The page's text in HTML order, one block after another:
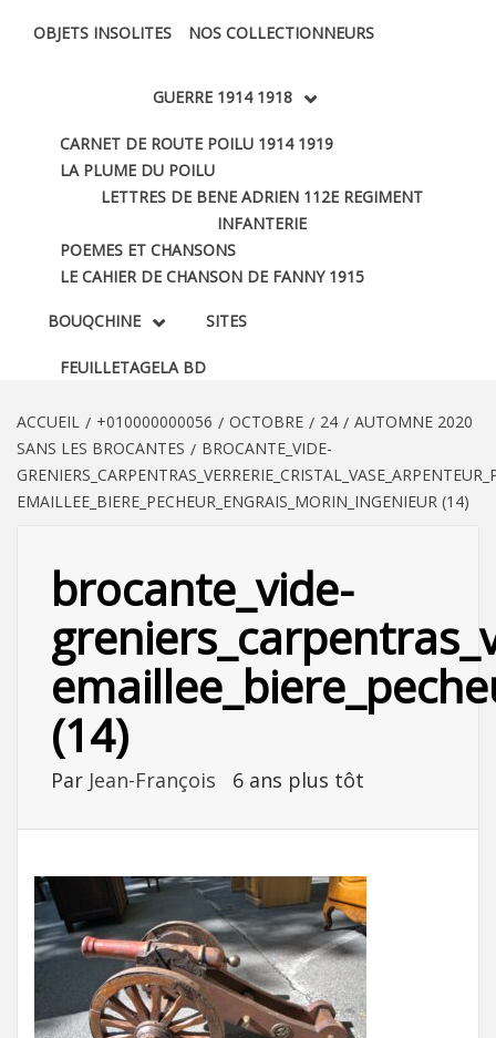
OBJETS INSOLITES NOS COLLECTIONNEURS
GUERRE 1914 1918
CARNET DE ROUTE POILU 1914 1919
LA PLUME DU POILU
LETTRES DE BENE ADRIEN 112E REGIMENT
INFANTERIE
POEMES ET CHANSONS
LE CAHIER DE CHANSON DE FANNY 1915
BOUQCHINE
FEUILLETAGELA BD
SITES
ACCUEIL +010000000056 OCTOBRE 24
AUTOMNE 2020
SANS LES BROCANTES
BROCANTE_VIDE-
EMAILLEE_BIERE_PECHEUR_ENGRAIS_MORIN_INGENIEUR (14)
brocante_vide-
(14)
Par Jean-François 6 ans plus tôt